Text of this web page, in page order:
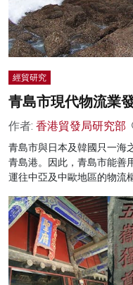
經貿研究
青島市現代物流業
作者: 香港貿發局研究部
青島市與日本及韓國只一海
青島港。因此，青島市能善
運往中亞及中歐地區的物流